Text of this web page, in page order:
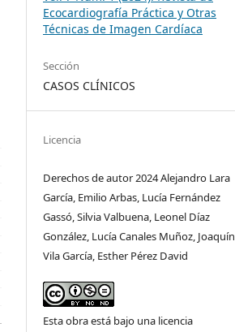
Ecocardiografía Práctica y Otras
Técnicas de Imagen Cardíaca
Sección
CASOS CLÍNICOS
Licencia
Derechos de autor 2024 Alejandro Lara
García, Emilio Arbas, Lucía Fernández
Gassó, Silvia Valbuena, Leonel Díaz
González, Lucía Canales Muñoz, Joaquín
Vila García, Esther Pérez David
Esta obra está bajo una licencia